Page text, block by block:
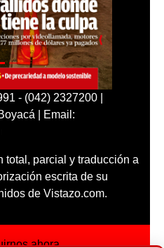
- (042) 2327200 |
| Email:
total, parcial y traducción a
escrita de su
de Vistazo.com.
ahora